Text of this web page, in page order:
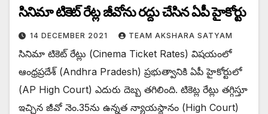
సినిమా టికెట్‌ రేట్ల జీవోను రద్దు చేసిన ఏపీ హైకోర్టు
14 DECEMBER 2021 TEAM AKSHARA SATYAM
సినిమా టికెట్‌ రేట్లు (Cinema Ticket Rates) విషయంలో
ఆంధ్రప్రదేశ్‌ (Andhra Pradesh) ప్రభుత్వానికి ఏపీ హైకోర్టులో
(AP High Court) ఎదురు దెబ్బ తగిలింది. టికెట్ల రేట్లు తగ్గిస్తూ
ఇచ్చిన జీవో నెం.35ను ఉన్నత న్యాయస్థానం (High Court)